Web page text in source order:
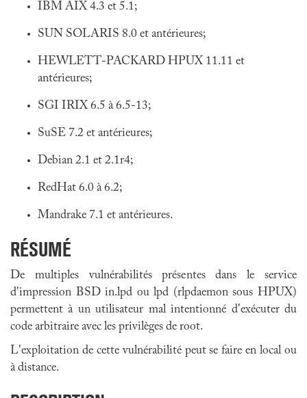
IBM AIX 4.3 et 5.1;
SUN SOLARIS 8.0 et antérieures;
HEWLETT-PACKARD HPUX 11.11 et
antérieures;
SGI IRIX 6.5 à 6.5-13;
SuSE 7.2 et antérieures;
Debian 2.1 et 2.1r4;
RedHat 6.0 à 6.2;
Mandrake 7.1 et antérieures.
RÉSUMÉ
De multiples vulnérabilités présentes dans le service
d'impression BSD in.lpd ou lpd (rlpdaemon sous HPUX)
permettent à un utilisateur mal intentionné d'exécuter du
code arbitraire avec les privilèges de root.
L'exploitation de cette vulnérabilité peut se faire en local ou
à distance.